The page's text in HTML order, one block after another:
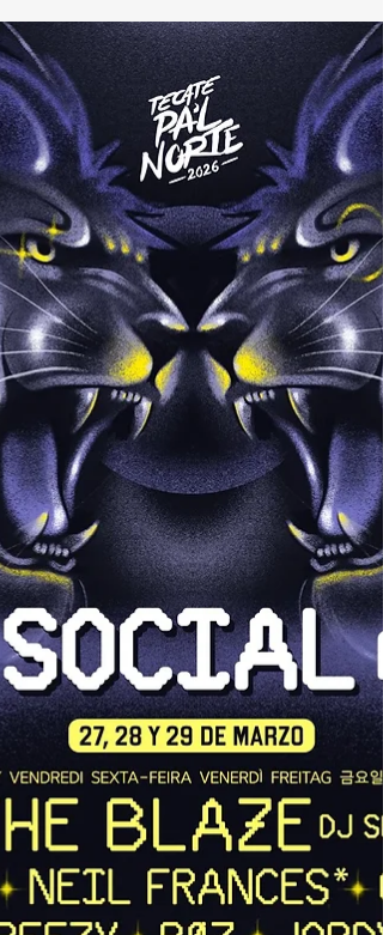
lo puedes perder este próximo 27 de marzo en
el Parque Fundidora. Busca tus boletos a
de Ticketmaster.